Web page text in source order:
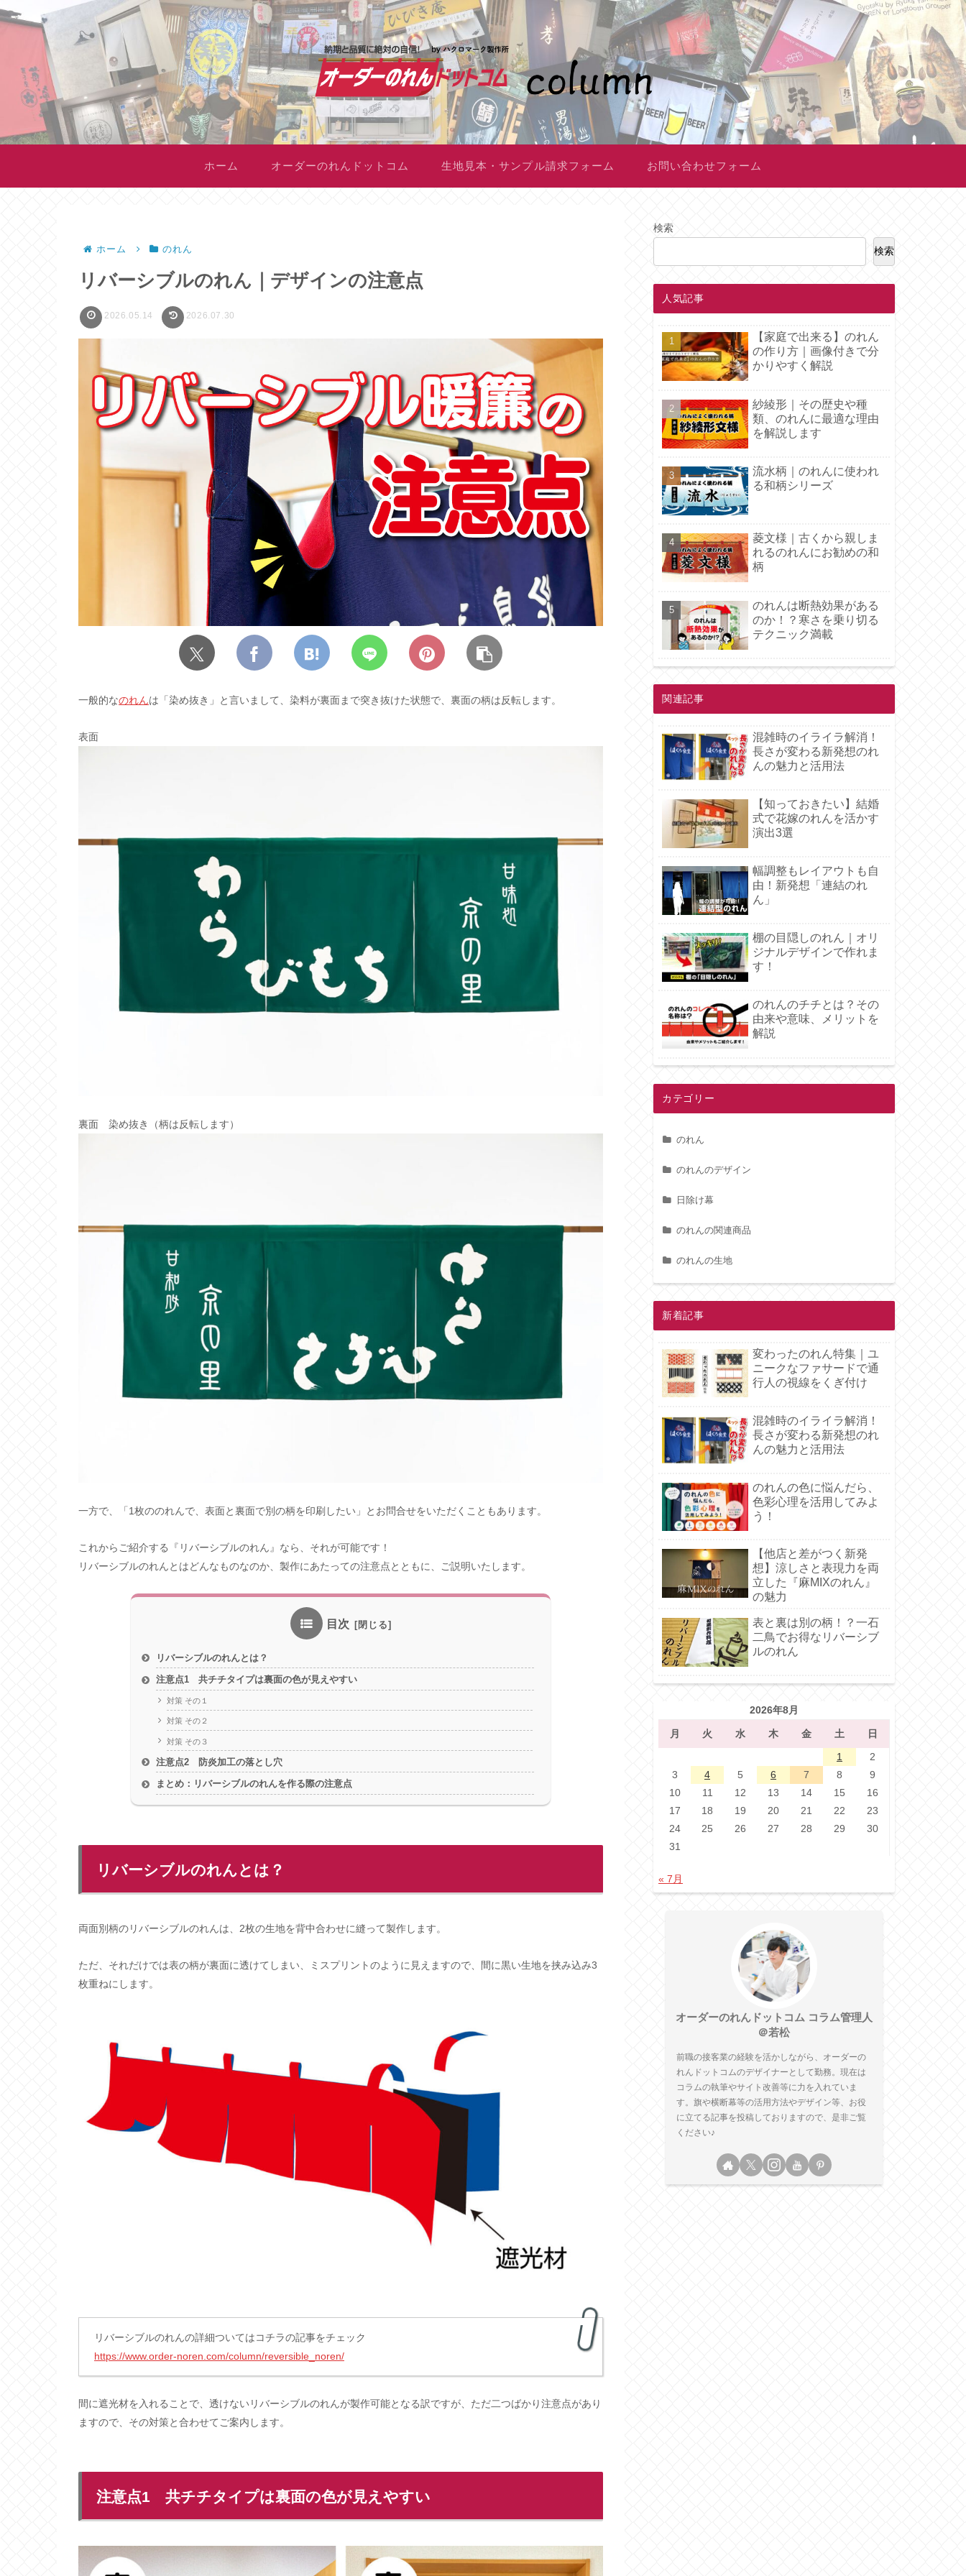
ホーム オーダーのれんドットコム 生地見本・サンプル請求フォーム お問い合わせフォーム
ホーム のれん
リバーシブルのれん｜デザインの注意点
2026.05.14 2026.07.30
一般的なのれんは「染め抜き」と言いまして、染料が裏面まで突き抜けた状態で、裏面の柄は反転します。
表面
裏面 染め抜き（柄は反転します）
一方で、「1枚ののれんで、表面と裏面で別の柄を印刷したい」とお問合せをいただくこともあります。
これからご紹介する『リバーシブルのれん』なら、それが可能です！
リバーシブルのれんとはどんなものなのか、製作にあたっての注意点とともに、ご説明いたします。
目次
リバーシブルのれんとは？
注意点1 共チチタイプは裏面の色が見えやすい
対策 その１
対策 その２
対策 その３
注意点2 防炎加工の落とし穴
まとめ：リバーシブルのれんを作る際の注意点
リバーシブルのれんとは？
両面別柄のリバーシブルのれんは、2枚の生地を背中合わせに縫って製作します。
ただ、それだけでは表の柄が裏面に透けてしまい、ミスプリントのように見えますので、間に黒い生地を挟み込み3
枚重ねにします。
リバーシブルのれんの詳細ついてはコチラの記事をチェック
https://www.order-noren.com/column/reversible_noren/
間に遮光材を入れることで、透けないリバーシブルのれんが製作可能となる訳ですが、ただ二つばかり注意点があり
ますので、その対策と合わせてご案内します。
注意点1 共チチタイプは裏面の色が見えやすい
検索
検索
人気記事
【家庭で出来る】のれん
の作り方｜画像付きで分
かりやすく解説
紗綾形｜その歴史や種
類、のれんに最適な理由
を解説します
流水柄｜のれんに使われ
る和柄シリーズ
菱文様｜古くから親しま
れるのれんにお勧めの和
柄
のれんは断熱効果がある
のか！？寒さを乗り切る
テクニック満載
関連記事
混雑時のイライラ解消！
長さが変わる新発想のれ
んの魅力と活用法
【知っておきたい】結婚
式で花嫁のれんを活かす
演出3選
幅調整もレイアウトも自
由！新発想「連結のれ
ん」
棚の目隠しのれん｜オリ
ジナルデザインで作れま
す！
のれんのチチとは？その
由来や意味、メリットを
解説
カテゴリー
のれん
のれんのデザイン
日除け幕
のれんの関連商品
のれんの生地
新着記事
変わったのれん特集｜ユ
ニークなファサードで通
行人の視線をくぎ付け
混雑時のイライラ解消！
長さが変わる新発想のれ
んの魅力と活用法
のれんの色に悩んだら、
色彩心理を活用してみよ
う！
【他店と差がつく新発
想】涼しさと表現力を両
立した『麻MIXのれん』
の魅力
表と裏は別の柄！？一石
二鳥でお得なリバーシブ
ルのれん
2026年8月
月 火 水 木 金 土
日
1
2
3
4 5 6 7 8
9
10
11 12 13 14 15
16
17
18 19 20 21 22
23
24
25 26 27 28 29
30
31
« 7月
オーダーのれんドットコム コラム管理人
＠若松
前職の接客業の経験を活かしながら、オーダーの
れんドットコムのデザイナーとして勤務。現在は
コラムの執筆やサイト改善等に力を入れていま
す。旗や横断幕等の活用方法やデザイン等、お役
に立てる記事を投稿しておりますので、是非ご覧
ください♪